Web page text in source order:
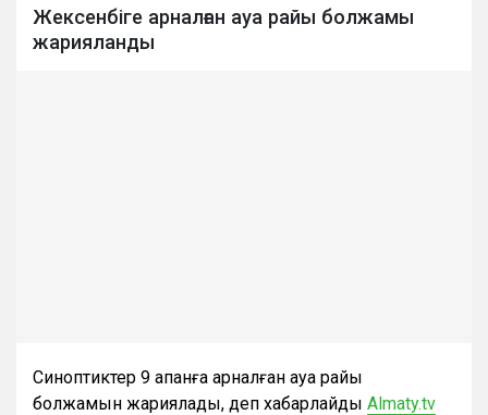
Жексенбіге арналған ауа райы болжамы
жарияланды
Синоптиктер 9 ақпанға арналған ауа райы
болжамын жариялады, деп хабарлайды Аlmaty.tv